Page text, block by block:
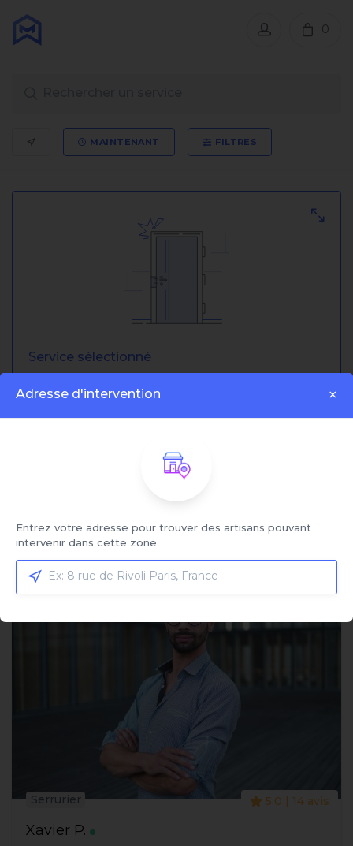
Adresse d'intervention ×
Entrez votre adresse pour trouver des artisans pouvant
intervenir dans cette zone
0
MAINTENANT FILTRES
Service sélectionné
comparer les offres
Affiché:1 - 4 sur 4 artisans
Xavier P.
Serrurier 5.0 | 14 avis